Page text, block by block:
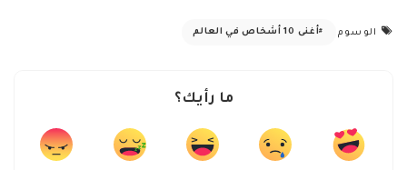
الوسوم أغنى 10 أشخاص في العالم
ما رأيك؟